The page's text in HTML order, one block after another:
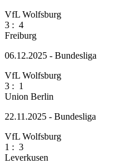
VfL Wolfsburg
3 : 4
Freiburg
06.12.2025 - Bundesliga
VfL Wolfsburg
3 : 1
Union Berlin
22.11.2025 - Bundesliga
VfL Wolfsburg
1 : 3
Leverkusen